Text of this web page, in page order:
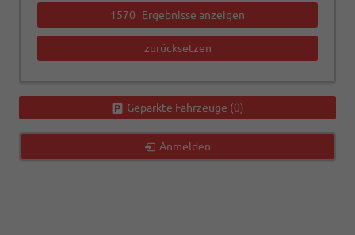
1570 Ergebnisse anzeigen
zurücksetzen
Geparkte Fahrzeuge (0)
Anmelden